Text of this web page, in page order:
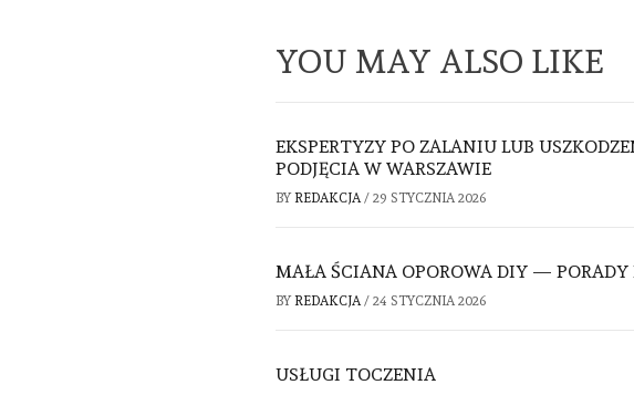
YOU MAY ALSO LIKE
EKSPERTYZY PO ZALANIU LUB
PODJĘCIA W WARSZAWIE
BY REDAKCJA/ 29 STYCZNIA 2026
MAŁA ŚCIANA OPOROWA DIY — PORADY
BY REDAKCJA/ 24 STYCZNIA 2026
USŁUGI TOCZENIA